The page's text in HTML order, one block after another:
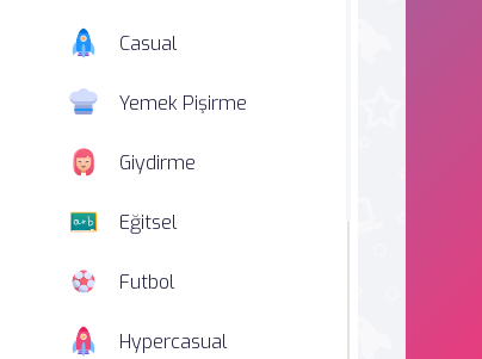
Casual
Yemek Pişirme
Giydirme
Eğitsel
Futbol
Hypercasual